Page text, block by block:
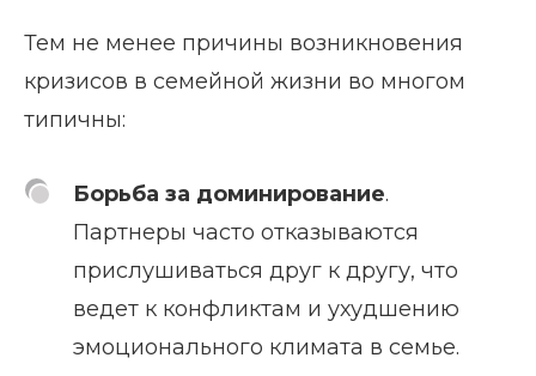
Тем не менее причины возникновения
кризисов в семейной жизни во многом
типичны:
Борьба за доминирование.
Партнеры часто отказываются
прислушиваться друг к другу, что
ведет к конфликтам и ухудшению
эмоционального климата в семье.